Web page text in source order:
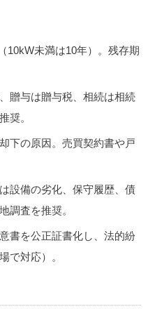
10kW未満は10年）。残存期
贈与は贈与税、相続は相続
奨。
下の原因。売買契約書や戸
設備の劣化、保守履歴、債
調査を推奨。
書を公正証書化し、法的紛
で対応）。